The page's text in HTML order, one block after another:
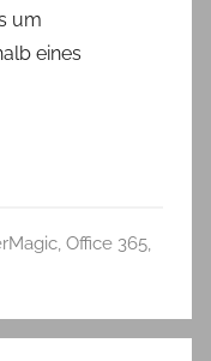
um
eines
, Office 365,